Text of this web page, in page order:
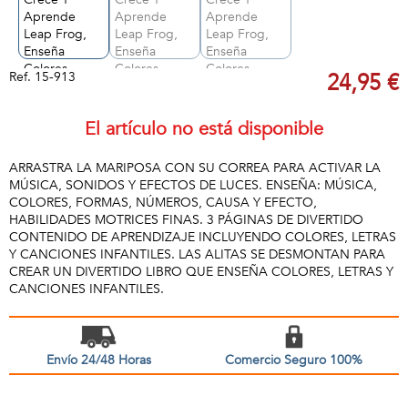
Ref. 15-913 24,95 €
El artículo no está disponible
ARRASTRA LA MARIPOSA CON SU CORREA PARA ACTIVAR LA
MÚSICA, SONIDOS Y EFECTOS DE LUCES. ENSEÑA: MÚSICA,
COLORES, FORMAS, NÚMEROS, CAUSA Y EFECTO,
HABILIDADES MOTRICES FINAS. 3 PÁGINAS DE DIVERTIDO
CONTENIDO DE APRENDIZAJE INCLUYENDO COLORES, LETRAS
Y CANCIONES INFANTILES. LAS ALITAS SE DESMONTAN PARA
CREAR UN DIVERTIDO LIBRO QUE ENSEÑA COLORES, LETRAS Y
CANCIONES INFANTILES.
Envío 24/48 Horas Comercio Seguro 100%